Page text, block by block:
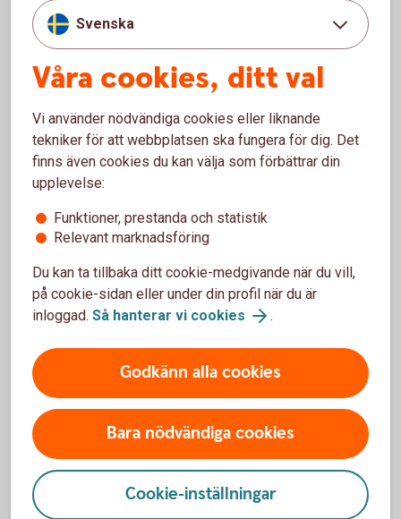
Arturo Arques
Arturo Arques
På min blogg skriver jag om sådant som händer i samhället
som kan påverka din ekonomi. Jag kommer att
frågor. Jag kommer också ge konkreta råd på vad jag anser
leder till en sund och hållbar privatekonomi. Kommentera
gärna och skriv vad du tycker!
Arturos blogg
Svenska
Våra cookies, ditt val
Vi använder nödvändiga cookies eller liknande
tekniker för att webbplatsen ska fungera för dig. Det
finns även cookies du kan välja som förbättrar din
upplevelse:
Funktioner, prestanda och statistik
Relevant marknadsföring
Du kan ta tillbaka ditt cookie-medgivande när du vill,
på cookie-sidan eller under din profil när du är
inloggad. Så hanterar vi cookies .
Godkänn alla cookies
Bara nödvändiga cookies
Cookie-inställningar